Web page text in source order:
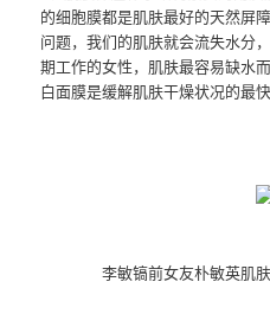
的细胞膜都是肌肤最好的天然屏
问题，我们的肌肤就会流失水分
期工作的女性，肌肤最容易缺水
白面膜是缓解肌肤干燥状况的最
李敏镐前女友朴敏英肌